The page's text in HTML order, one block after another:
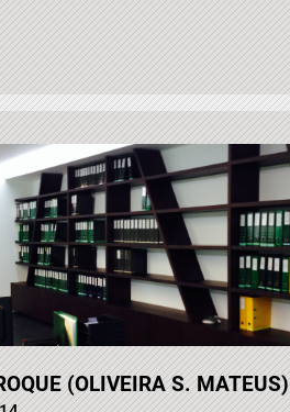
(OLIVEIRA S. MATEUS)